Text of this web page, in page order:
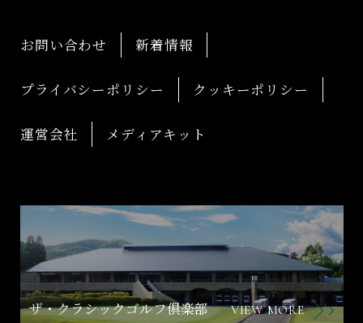
お問い合わせ 新着情報
プライバシーポリシー クッキーポリシー
運営会社 メディアキット
ザ・クラシックゴルフ倶楽部 VIEW MORE